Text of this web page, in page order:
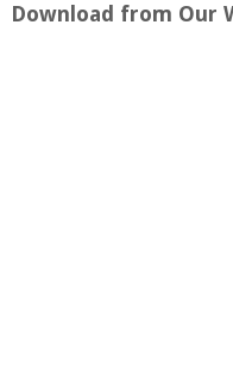
Download from Our